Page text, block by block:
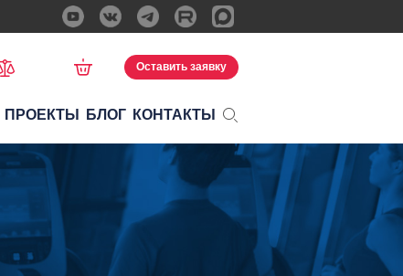
Оставить заявку
ПРОЕКТЫ БЛОГ КОНТАКТЫ